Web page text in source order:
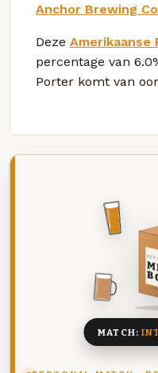
Anchor Brewing
Deze Amerikaanse
percentage van
Porter komt van
8
MATCH: